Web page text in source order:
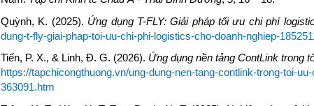
Quỳnh, K. (2025). Ứng dụng T-FLY: Giải pháp tối ưu chi phí
dung-t-fly-giai-phap-toi-uu-chi-phi-logistics-cho-doanh-nghiep-
Tiến, P. X., & Linh, Đ. G. (2026). Ứng dụng nền tảng ContLink trong
https://tapchicongthuong.vn/ung-dung-nen-tang-contlink-trong-toi-
363091.htm